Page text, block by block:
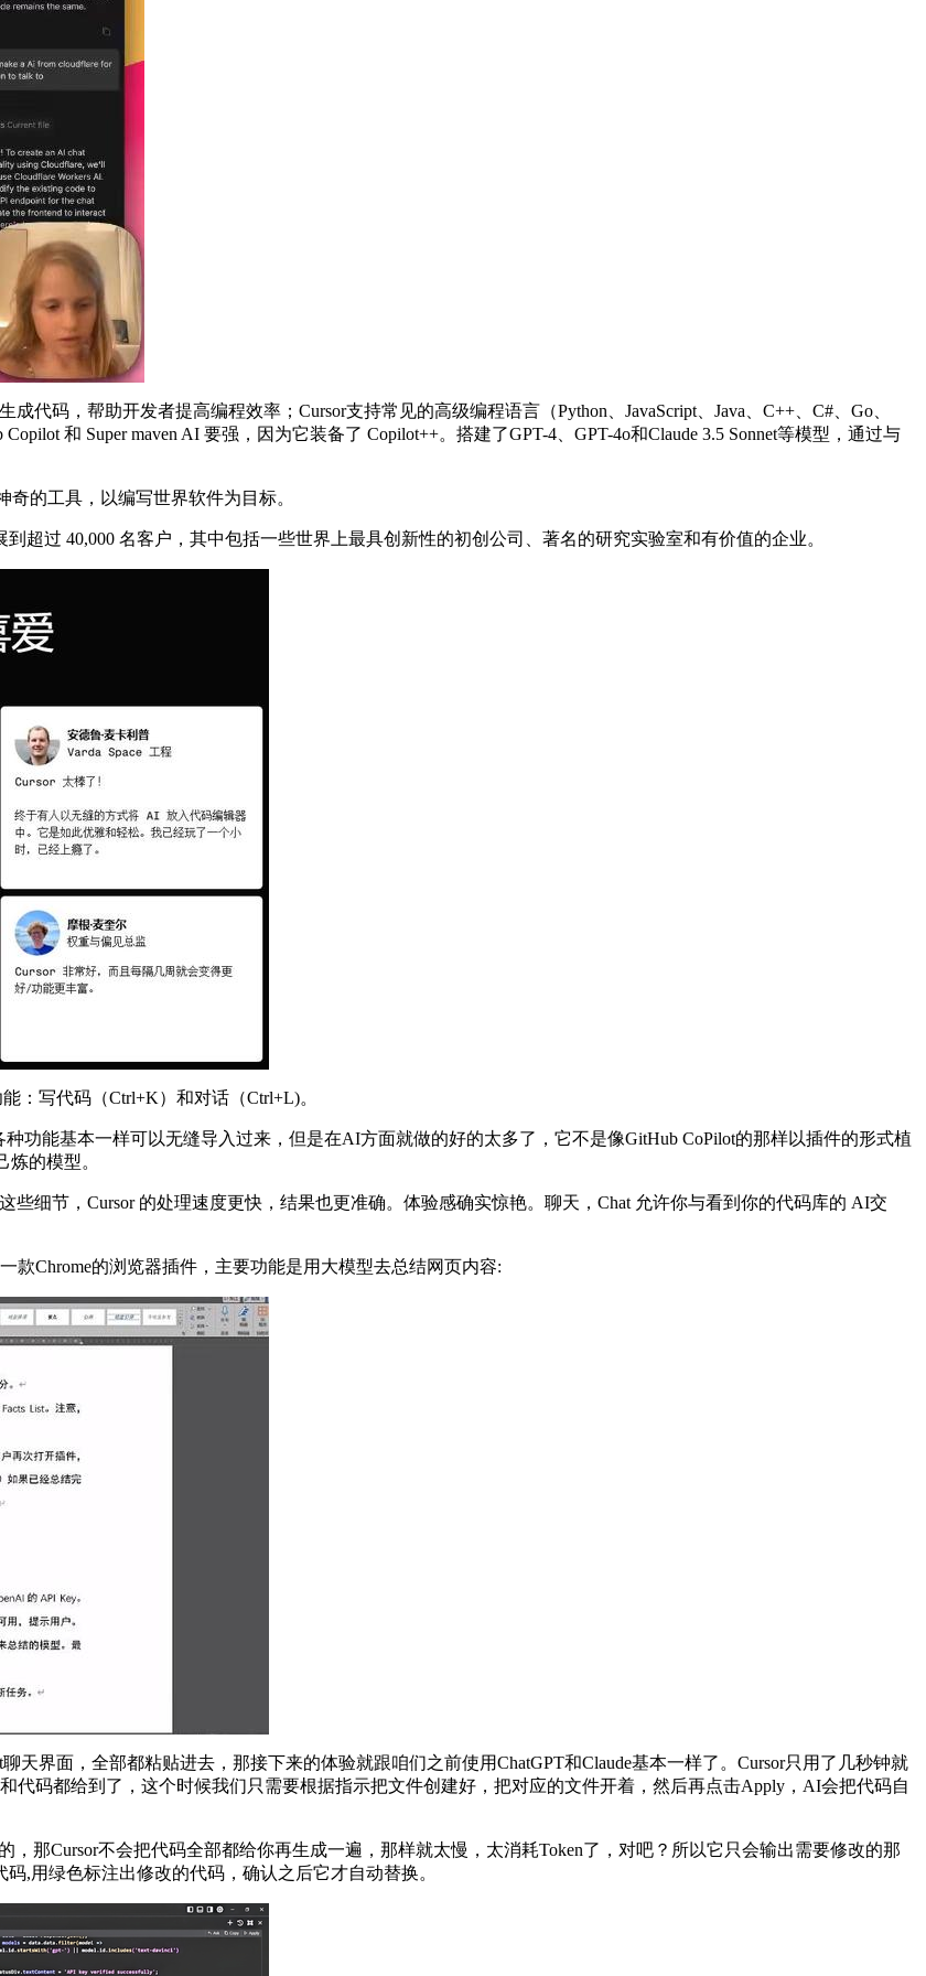
码，帮助开发者提高编程效率；Cursor支持常见的高级编程语言（Python、JavaScript、Java、C++、C#、Go、
和 Super maven AI 要强，因为它装备了 Copilot++。搭建了GPT-4、GPT-4o和Claude 3.5 Sonnet等模型，通过与
的工具，以编写世界软件为目标。
过 40,000 名客户，其中包括一些世界上最具创新性的初创公司、著名的研究实验室和有价值的企业。
写代码（Ctrl+K）和对话（Ctrl+L)。
功能基本一样可以无缝导入过来，但是在AI方面就做的好的太多了，它不是像GitHub CoPilot的那样以插件的形式植
的模型。
细节，Cursor 的处理速度更快，结果也更准确。体验感确实惊艳。聊天，Chat 允许你与看到你的代码库的 AI交
Chrome的浏览器插件，主要功能是用大模型去总结网页内容:
界面，全部都粘贴进去，那接下来的体验就跟咱们之前使用ChatGPT和Claude基本一样了。Cursor只用了几秒钟就
代码都给到了，这个时候我们只需要根据指示把文件创建好，把对应的文件开着，然后再点击Apply，AI会把代码自
那Cursor不会把代码全部都给你再生成一遍，那样就太慢，太消耗Token了，对吧？所以它只会输出需要修改的那
,用绿色标注出修改的代码，确认之后它才自动替换。